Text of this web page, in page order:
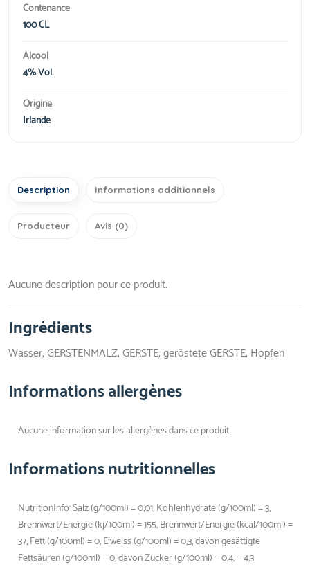
Contenance
100 CL
Alcool
4% Vol.
Origine
Irlande
Description Informations additionnels
Producteur Avis (0)
Aucune description pour ce produit.
Ingrédients
Wasser, GERSTENMALZ, GERSTE, geröstete GERSTE, Hopfen
Informations allergènes
Aucune information sur les allergènes dans ce produit
Informations nutritionnelles
NutritionInfo: Salz (g/100ml) = 0,01, Kohlenhydrate (g/100ml) = 3,
Brennwert/Energie (kj/100ml) = 155, Brennwert/Energie (kcal/100ml) =
37, Fett (g/100ml) = 0, Eiweiss (g/100ml) = 0,3, davon gesättigte
Fettsäuren (g/100ml) = 0, davon Zucker (g/100ml) = 0,4, = 4,3